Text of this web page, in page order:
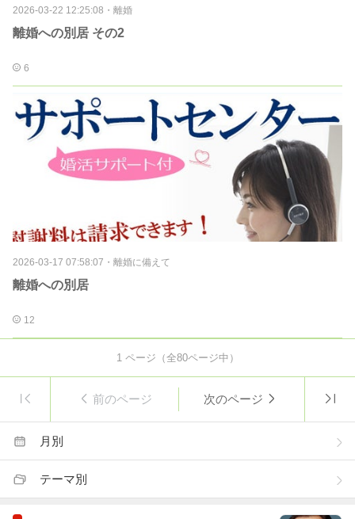
2026-03-22 12:25:08 ・ 離婚
離婚への別居 その2
6
2026-03-17 07:58:07 ・ 離婚に備えて
離婚への別居
12
1ページ（全80ページ中）
前のページ 次のページ
月別
テーマ別